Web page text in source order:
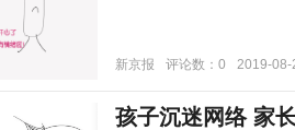
新京报 评论数：0 2019-08-
孩子沉迷网络 家